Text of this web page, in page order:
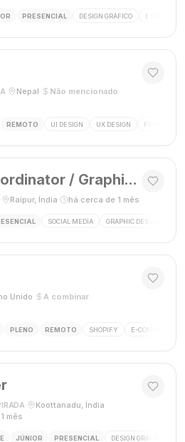
PRESENCIAL DESIGN GRÁFICO ESTÁGIO
Nepal Não mencionado
REMOTO UI DESIGN UX DESIGN FIGMA
Social Media Coordinator / Graphic Designer
Raipur, Índia há cerca de 1 mês
SOCIAL MEDIA GRAPHIC DESIGN
Unido A combinar·
PLENO REMOTO SHOPIFY E-COMMERCE
Koottanadu, Índia
mês
JÚNIOR PRESENCIAL DESIGN GRÁFICO